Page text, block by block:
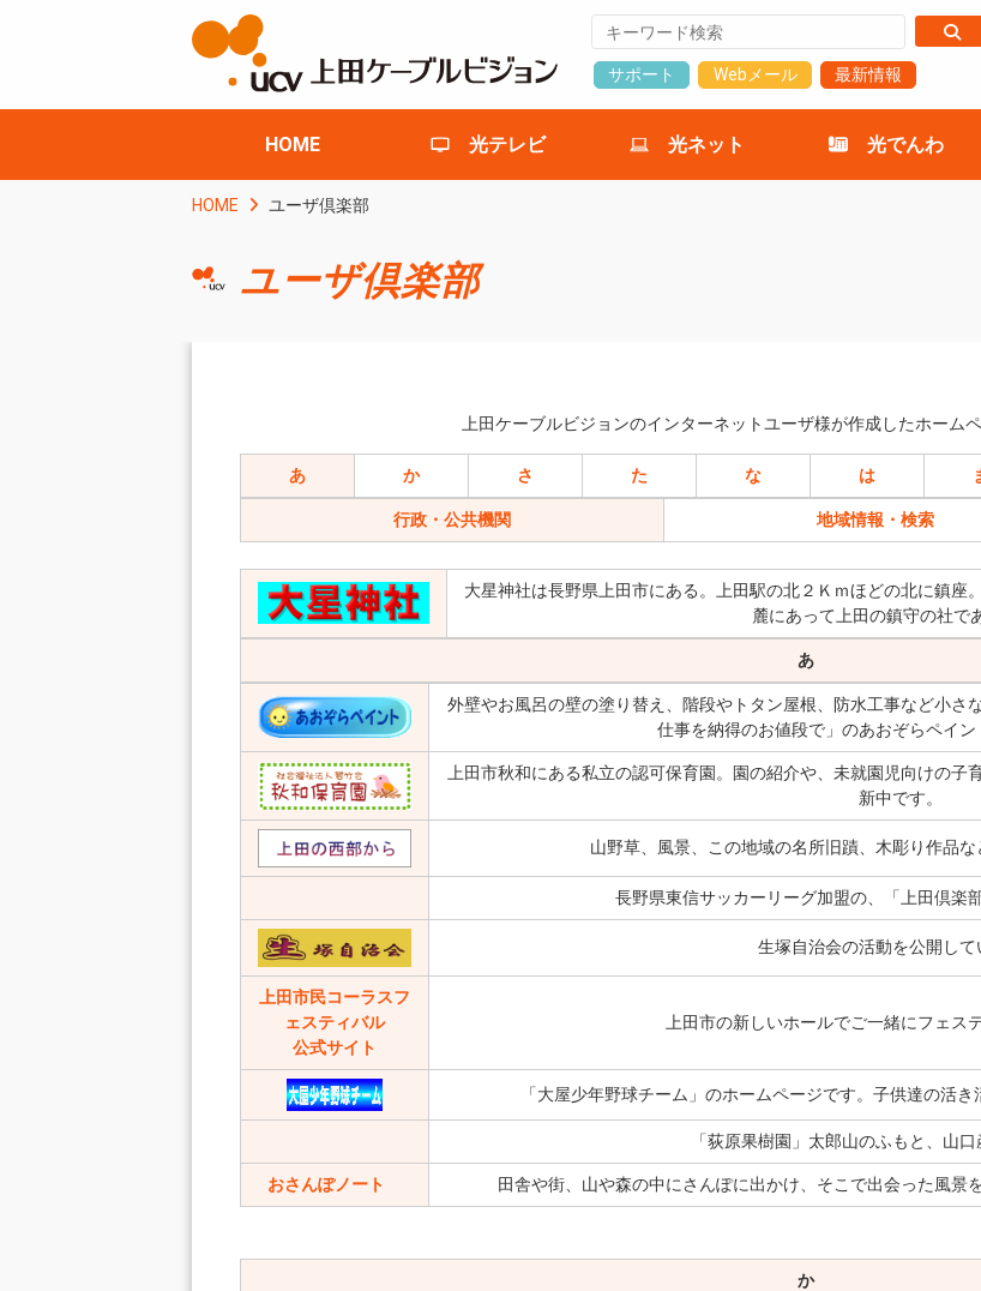
サポート Webメール 最新情報
HOME 光テレビ 光ネット 光でんわ
HOME ユーザ倶楽部
ユーザ倶楽部
上田ケーブルビジョンのインターネットユーザ様が作成したホーム
あ か さ た な は
行政・公共機関 地域情報・検索
大星神社は長野県上田市にある。上田駅の北２Ｋｍほどの北に鎮座
麓にあって上田の鎮守の社で
あ
外壁やお風呂の壁の塗り替え、階段やトタン屋根、防水工事など小さ
仕事を納得のお値段で」のあおぞらペイン
上田市秋和にある私立の認可保育園。園の紹介や、未就園児向けの
新中です。
山野草、風景、この地域の名所旧蹟、木彫り作品な
長野県東信サッカーリーグ加盟の、「上田倶楽
生塚自治会の活動を公開して
上田市民コーラスフ
ェスティバル
公式サイト
上田市の新しいホールでご一緒にフェス
「大屋少年野球チーム」のホームページです。子供達の活
「荻原果樹園」太郎山のふもと、山口
おさんぽノート 田舎や街、山や森の中にさんぽに出かけ、そこで出会った風景
か